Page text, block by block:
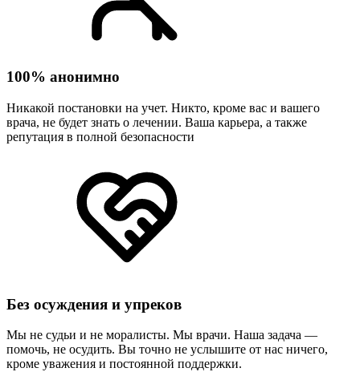
100% анонимно
Никакой постановки на учет. Никто, кроме вас и вашего
врача, не будет знать о лечении. Ваша карьера, а также
репутация в полной безопасности
Без осуждения и упреков
Мы не судьи и не моралисты. Мы врачи. Наша задача —
помочь, не осудить. Вы точно не услышите от нас ничего,
кроме уважения и постоянной поддержки.